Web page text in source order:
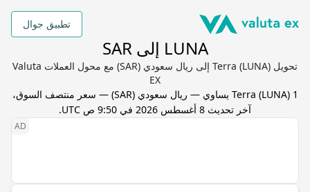
تطبيق جوال
LUNA إلى SAR
تحويل Terra (LUNA) إلى ريال سعودي (SAR) مع محول العملات Valuta
EX
1
Terra (LUNA) يساوي — ريال سعودي (
SAR) — سعر منتصف السوق،
آخر تحديث 8 أغسطس 2026 في 9:50 ص UTC .